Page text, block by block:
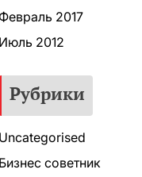
Февраль 2017
Июль 2012
Рубрики
Uncategorised
Бизнес советник